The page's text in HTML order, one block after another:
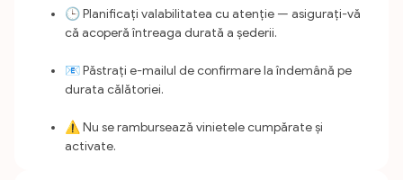
🕒 Planificați valabilitatea cu atenție — asigurați-vă
că acoperă întreaga durată a șederii.
📧 Păstrați e-mailul de confirmare la îndemână pe
durata călătoriei.
⚠️ Nu se rambursează vinietele cumpărate și
activate.